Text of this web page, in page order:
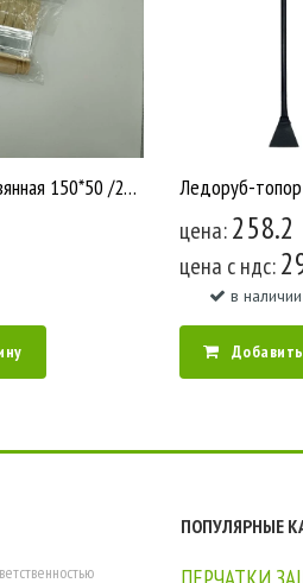
Кисть макловица деревянная 150*50 /210 У1411
цена:258.2
цена c ндс:
в наличии
ПОПУЛЯРНЫЕ